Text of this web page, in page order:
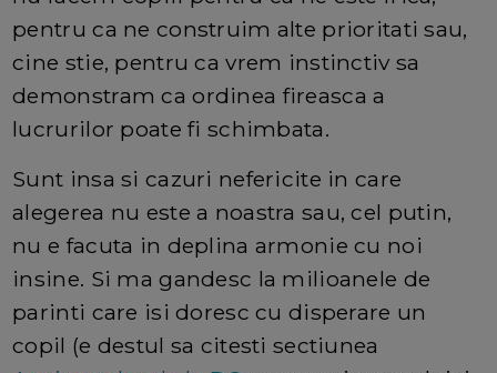
pentru ca ne construim alte prioritati sau,
cine stie, pentru ca vrem instinctiv sa
demonstram ca ordinea fireasca a
lucrurilor poate fi schimbata.
Sunt insa si cazuri nefericite in care
alegerea nu este a noastra sau, cel putin,
nu e facuta in deplina armonie cu noi
insine. Si ma gandesc la milioanele de
parinti care isi doresc cu disperare un
copil (e destul sa citesti sectiunea